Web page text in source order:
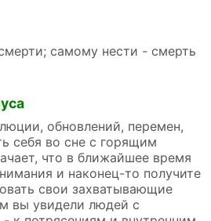
самому нести - смерть
обновлений, перемен,
себя во сне с горящим
что в ближайшее время
и наконец-то получите
свои захватывающие
вы увидели людей с